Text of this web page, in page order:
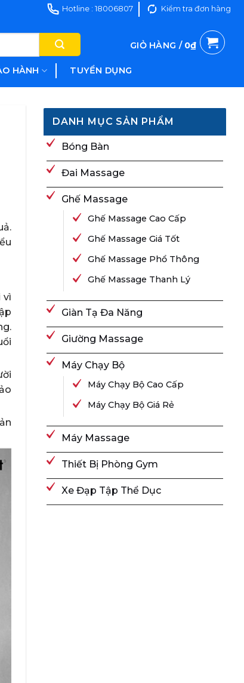
Hotline : 18006807 Kiểm tra đơn hàng
HÀNH TUYỂN DỤNG
GIỎ HÀNG / 0₫
vì
DANH MỤC SẢN PHẨM
Bóng Bàn
Đai Massage
Ghế Massage
Ghế Massage Cao Cấp
Ghế Massage Giá Tốt
Ghế Massage Phổ Thông
Ghế Massage Thanh Lý
Giàn Tạ Đa Năng
Giường Massage
Máy Chạy Bộ
Máy Chạy Bộ Cao Cấp
Máy Chạy Bộ Giá Rẻ
Máy Massage
Thiết Bị Phòng Gym
Xe Đạp Tập Thể Dục